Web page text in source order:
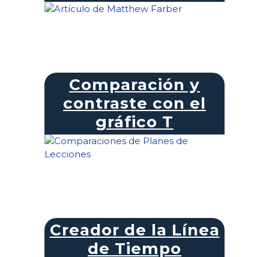
Comparación y
contraste con el
gráfico T
Creador de la Línea
de Tiempo